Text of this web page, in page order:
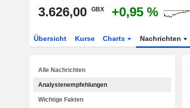
3.626,00 GBX +0,95 %
Übersicht Kurse Charts Nachrichten
Alle Nachrichten
Analystenempfehlungen
Wichtige Fakten